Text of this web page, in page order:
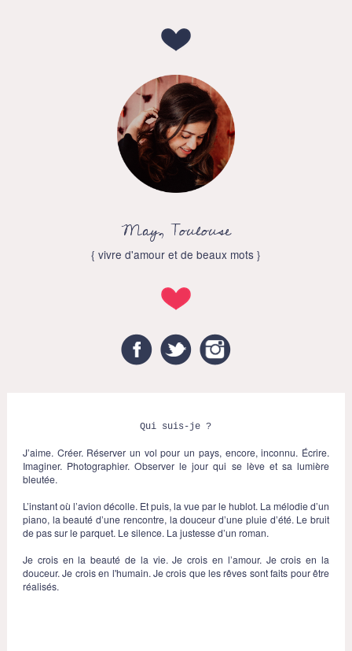
May, Toulouse
{ vivre d'amour et de beaux mots }
FacebookTwitter
Qui suis-je ?
J’aime. Créer. Réserver un vol pour un pays, encore, inconnu. Écrire.
Imaginer. Photographier. Observer le jour qui se lève et sa lumière
bleutée.
L’instant où l’avion décolle. Et puis, la vue par le hublot. La mélodie d’un
piano, la beauté d’une rencontre, la douceur d’une pluie d’été. Le bruit
de pas sur le parquet. Le silence. La justesse d’un roman.
Je crois en la beauté de la vie. Je crois en l’amour. Je crois en la
douceur. Je crois en l'humain. Je crois que les rêves sont faits pour être
réalisés.